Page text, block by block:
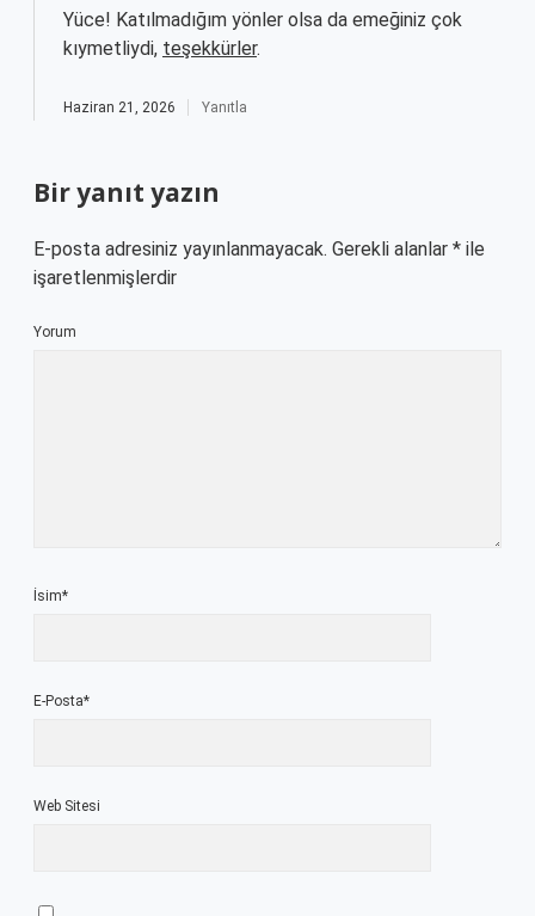
Yüce! Katılmadığım yönler olsa da emeğiniz çok
kıymetliydi, teşekkürler.
Haziran 21, 2026 Yanıtla
Bir yanıt yazın
E-posta adresiniz yayınlanmayacak. Gerekli alanlar * ile
işaretlenmişlerdir
Yorum
İsim*
E-Posta*
Web Sitesi